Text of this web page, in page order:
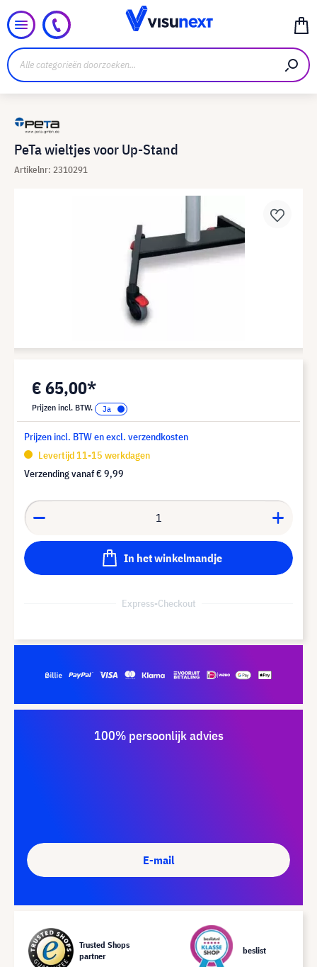
PeTa wieltjes voor Up-Stand
Artikelnr: 2310291
€ 65,00*
Prijzen incl. BTW.
Prijzen incl. BTW en excl. verzendkosten
Levertijd 11-15 werkdagen
Verzending vanaf€ 9,99
In het winkelmandje
Express-Checkout
100% persoonlijk advies
E-mail
Trusted Shops
partner
beslist